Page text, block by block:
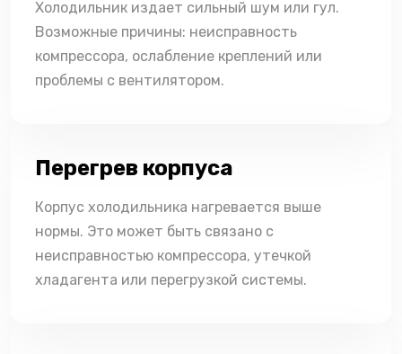
Холодильник издает сильный шум или гул.
Возможные причины: неисправность
компрессора, ослабление креплений или
проблемы с вентилятором.
Перегрев корпуса
Корпус холодильника нагревается выше
нормы. Это может быть связано с
неисправностью компрессора, утечкой
хладагента или перегрузкой системы.